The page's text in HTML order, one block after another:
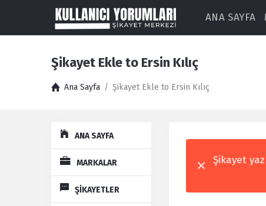
ANA SAYFA
Şikayet Ekle to Ersin Kılıç
Ana Sayfa / Şikayet Ekle to Ersin Kılıç
ExploreANA SAYFA
MARKALAR
ŞİKAYETLER
Şikayet